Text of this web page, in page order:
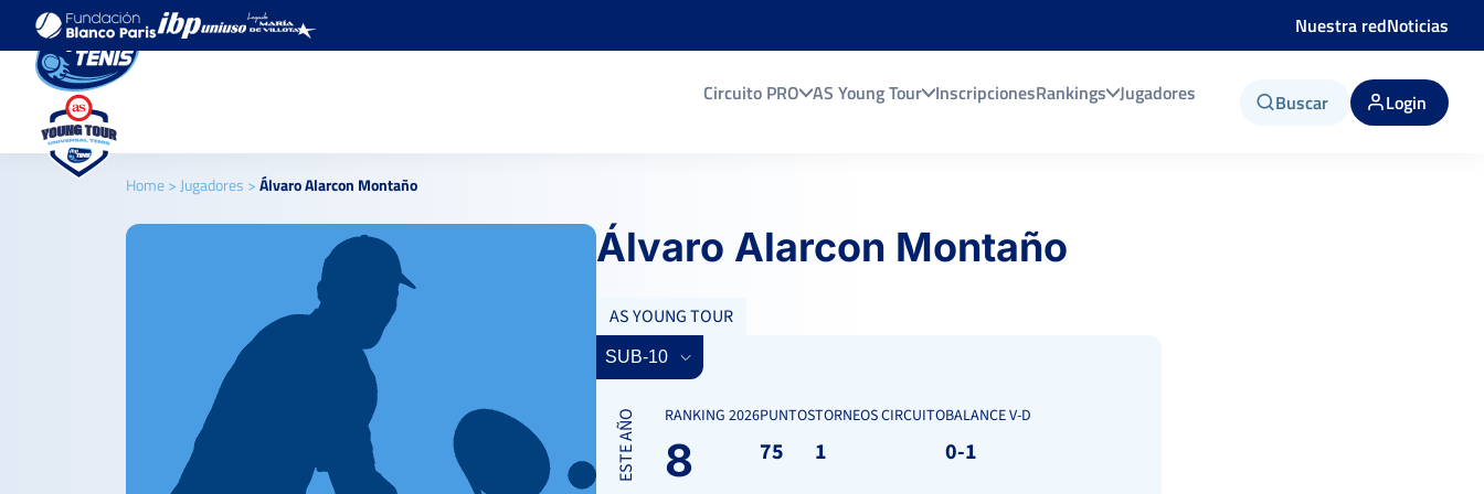
Nuestra redNoticias
Circuito PRO AS Young Tour InscripcionesRankings Jugadores Buscar Login
Home> Jugadores >Álvaro Alarcon Montaño
Álvaro Alarcon Montaño
AS YOUNG TOUR
ESTE AÑO RANKING 2026
8
PUNTOS
75
TORNEOS CIRCUITO
1
BALANCE V-D
0-1